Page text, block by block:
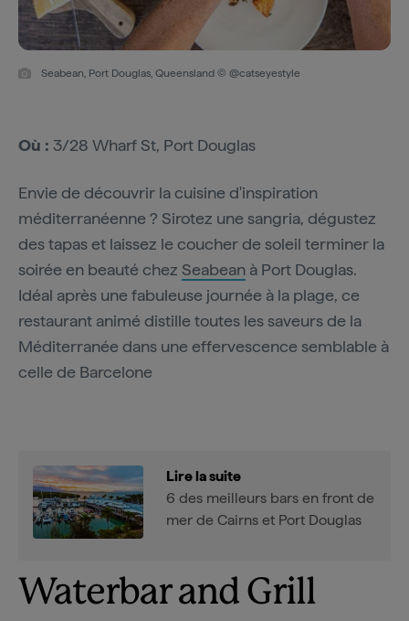
Seabean, Port Douglas, Queensland © @catseyestyle
Où : 3/28 Wharf St, Port Douglas
Envie de découvrir la cuisine d'inspiration
méditerranéenne ? Sirotez une sangria, dégustez
des tapas et laissez le coucher de soleil terminer la
soirée en beauté chez Seabean à Port Douglas.
Idéal après une fabuleuse journée à la plage, ce
restaurant animé distille toutes les saveurs de la
Méditerranée dans une effervescence semblable à
celle de Barcelone
Lire la suite
6 des meilleurs bars en front de
mer de Cairns et Port Douglas
Waterbar and Grill